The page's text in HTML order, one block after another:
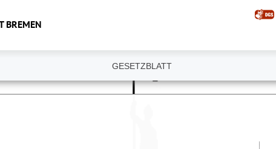
BREMEN
GESETZBLATT